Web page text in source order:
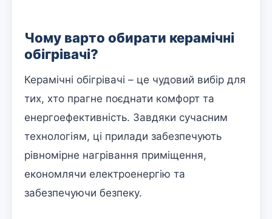
Чому варто обирати керамічні
обігрівачі?
Керамічні обігрівачі – це чудовий вибір для
тих, хто прагне поєднати комфорт та
енергоефективність. Завдяки сучасним
технологіям, ці прилади забезпечують
рівномірне нагрівання приміщення,
економлячи електроенергію та
забезпечуючи безпеку.